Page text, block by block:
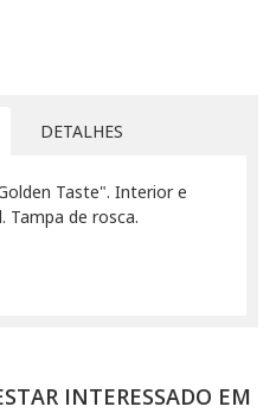
DETALHES
Taste". Interior e
Tampa de rosca.
INTERESSADO EM